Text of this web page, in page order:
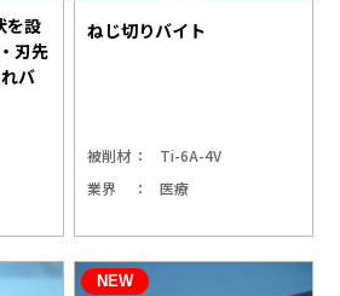
を設
刃先
バ
ねじ切りバイト
被削材
Ti-6A-4V
業界
医療